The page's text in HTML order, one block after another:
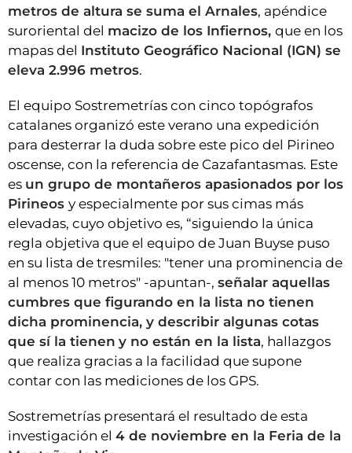
metros de altura se suma el Arnales, apéndice
suroriental del macizo de los Infiernos, que en los
mapas del Instituto Geográfico Nacional (IGN) se
eleva 2.996 metros.
El equipo Sostremetrías con cinco topógrafos
catalanes organizó este verano una expedición
para desterrar la duda sobre este pico del Pirineo
oscense, con la referencia de Cazafantasmas. Este
es un grupo de montañeros apasionados por los
Pirineos y especialmente por sus cimas más
elevadas, cuyo objetivo es, “siguiendo la única
regla objetiva que el equipo de Juan Buyse puso
en su lista de tresmiles: "tener una prominencia de
al menos 10 metros" -apuntan-, señalar aquellas
cumbres que figurando en la lista no tienen
dicha prominencia, y describir algunas cotas
que sí la tienen y no están en la lista, hallazgos
que realiza gracias a la facilidad que supone
contar con las mediciones de los GPS.
Sostremetrías presentará el resultado de esta
investigación el 4 de noviembre en la Feria de la